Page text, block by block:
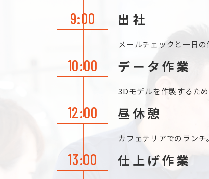
9:00 出社
メールチェックと一日の
10:00 データ作業
3Dモデルを作製するた
12:00 昼休憩
カフェテリアでのラン
13:00 仕上げ作業